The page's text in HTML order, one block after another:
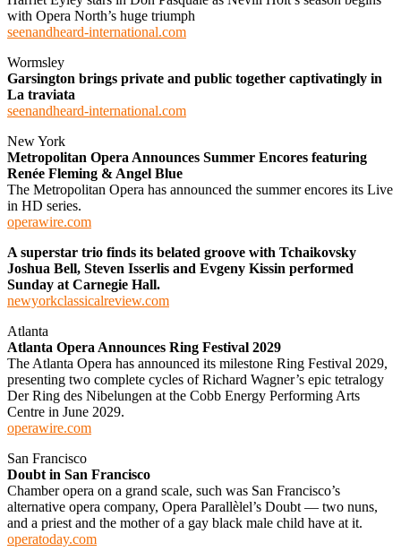
with Opera North’s huge triumph
seenandheard-international.com
Wormsley
Garsington brings private and public together captivatingly in
La traviata
seenandheard-international.com
New York
Metropolitan Opera Announces Summer Encores featuring
Renée Fleming & Angel Blue
The Metropolitan Opera has announced the summer encores its Live
in HD series.
operawire.com
A superstar trio finds its belated groove with Tchaikovsky
Joshua Bell, Steven Isserlis and Evgeny Kissin performed
Sunday at Carnegie Hall.
newyorkclassicalreview.com
Atlanta
Atlanta Opera Announces Ring Festival 2029
The Atlanta Opera has announced its milestone Ring Festival 2029,
presenting two complete cycles of Richard Wagner’s epic tetralogy
Der Ring des Nibelungen at the Cobb Energy Performing Arts
Centre in June 2029.
operawire.com
San Francisco
Doubt in San Francisco
Chamber opera on a grand scale, such was San Francisco’s
alternative opera company, Opera Parallèlel’s Doubt — two nuns,
and a priest and the mother of a gay black male child have at it.
operatoday.com